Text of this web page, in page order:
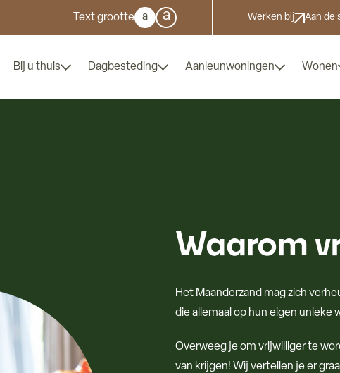
Text grootte a a Werken bij Aan de
Bij u thuis Dagbesteding Aanleunwoningen Wonen
Waarom
Het Maanderzand mag zich
die allemaal op hun eigen unieke
Overweeg je om vrijwilliger te
van krijgen! Wij vertellen je er